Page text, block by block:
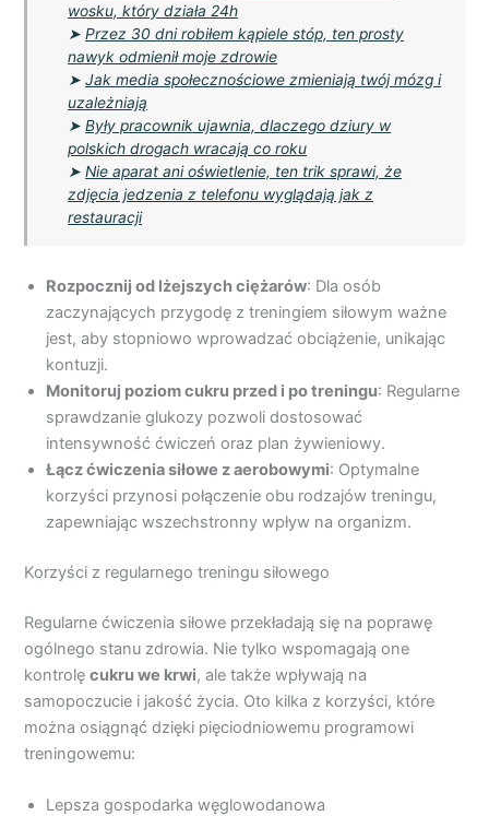
wosku, który działa 24h
➤Przez 30 dni robiłem kąpiele stóp, ten prosty
nawyk odmienił moje zdrowie
➤Jak media społecznościowe zmieniają twój mózg i
uzależniają
➤Były pracownik ujawnia, dlaczego dziury w
polskich drogach wracają co roku
➤Nie aparat ani oświetlenie, ten trik sprawi, że
zdjęcia jedzenia z telefonu wyglądają jak z
restauracji
Rozpocznij od lżejszych ciężarów: Dla osób
zaczynających przygodę z treningiem siłowym ważne
jest, aby stopniowo wprowadzać obciążenie, unikając
kontuzji.
Monitoruj poziom cukru przed i po treningu: Regularne
sprawdzanie glukozy pozwoli dostosować
intensywność ćwiczeń oraz plan żywieniowy.
Łącz ćwiczenia siłowe z aerobowymi: Optymalne
korzyści przynosi połączenie obu rodzajów treningu,
zapewniając wszechstronny wpływ na organizm.
Korzyści z regularnego treningu siłowego
Regularne ćwiczenia siłowe przekładają się na poprawę
ogólnego stanu zdrowia. Nie tylko wspomagają one
kontrolęcukru we krwi, ale także wpływają na
samopoczucie i jakość życia. Oto kilka z korzyści, które
można osiągnąć dzięki pięciodniowemu programowi
treningowemu:
Lepsza gospodarka węglowodanowa